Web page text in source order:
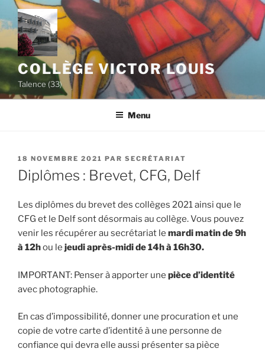
Aller
au
contenu
principal
COLLÈGE VICTOR LOUIS
Talence (33)
Menu
PUBLIÉ
LE
18 NOVEMBRE 2021 PAR SECRÉTARIAT
Diplômes : Brevet, CFG, Delf
Les diplômes du brevet des collèges 2021 ainsi que le
CFG et le Delf sont désormais au collège. Vous pouvez
venir les récupérer au secrétariat le mardi matin de 9h
à 12hou le jeudi après-midi de 14h à 16h30.
IMPORTANT: Penser à apporter une pièce d’identité
avec photographie.
En cas d’impossibilité, donner une procuration et une
copie de votre carte d’identité à une personne de
confiance qui devra elle aussi présenter sa pièce